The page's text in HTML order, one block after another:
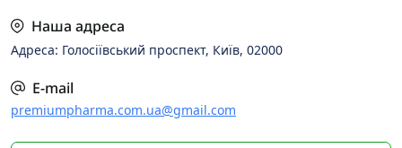
Наша адреса
Адреса: Голосіївський проспект, Київ, 02000
E-mail
premiumpharma.com.ua@gmail.com